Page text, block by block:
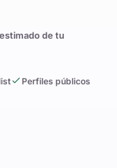
de tu
Perfiles públicos